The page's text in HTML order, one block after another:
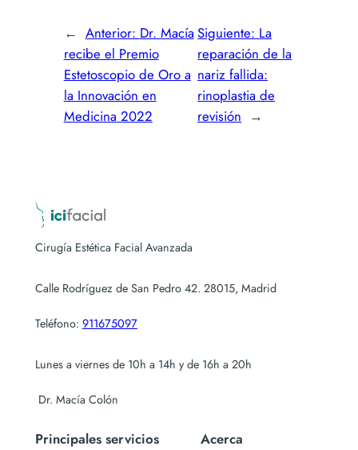
← Anterior: Dr. Macía
recibe el Premio
Estetoscopio de Oro a
la Innovación en
Medicina 2022
Siguiente: La
reparación de la
nariz fallida:
rinoplastia de
revisión →
Cirugía Estética Facial Avanzada
Calle Rodríguez de San Pedro 42. 28015, Madrid
Teléfono: 911675097
Lunes a viernes de 10h a 14h y de 16h a 20h
Dr. Macía Colón
Principales servicios Acerca